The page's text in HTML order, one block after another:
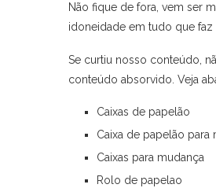
Não fique de fora, vem ser
idoneidade em tudo que faz
Se curtiu nosso conteúdo,
conteúdo absorvido. Veja
Caixas de papelão
Caixa de papelão para
Caixas para mudança
Rolo de papelao